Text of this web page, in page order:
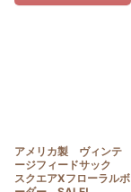
アメリカ製 ヴィンテ
ージフィードサック
スクエアXフローラルボ